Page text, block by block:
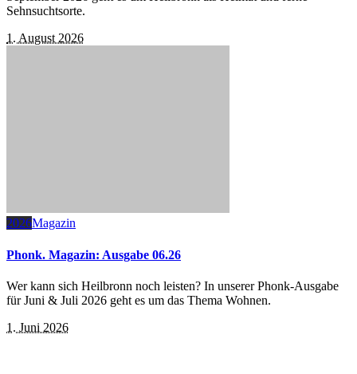
Sehnsuchtsorte.
1. August 2026
2026Magazin
Phonk. Magazin: Ausgabe 06.26
Wer kann sich Heilbronn noch leisten? In unserer Phonk-Ausgabe
für Juni & Juli 2026 geht es um das Thema Wohnen.
1. Juni 2026